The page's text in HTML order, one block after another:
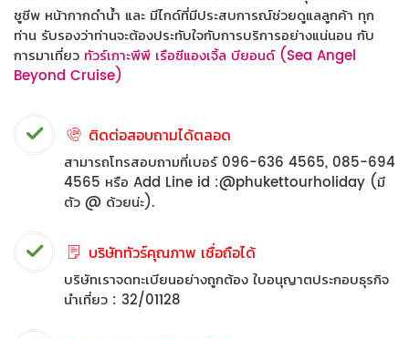
ชูชีพ หน้ากากดำน้ำ และ มีไกด์ที่มีประสบการณ์ช่วยดูแลลูกค้า ทุก
ท่าน รับรองว่าท่านจะต้องประทับใจกับการบริการอย่างแน่นอน กับ
การมาเที่ยว ทัวร์เกาะพีพี เรือซีแองเจิ้ล บียอนด์ (Sea Angel
Beyond Cruise)
ติดต่อสอบถามได้ตลอด
สามารถโทรสอบถามที่เบอร์ 096-636 4565, 085-694
4565 หรือ Add Line id :@phukettourholiday (มี
ตัว @ ด้วยน่ะ).
บริษัททัวร์คุณภาพ เชื่อถือได้
บริษัทเราจดทะเบียนอย่างถูกต้อง ใบอนุญาตประกอบธุรกิจ
นำเที่ยว : 32/01128